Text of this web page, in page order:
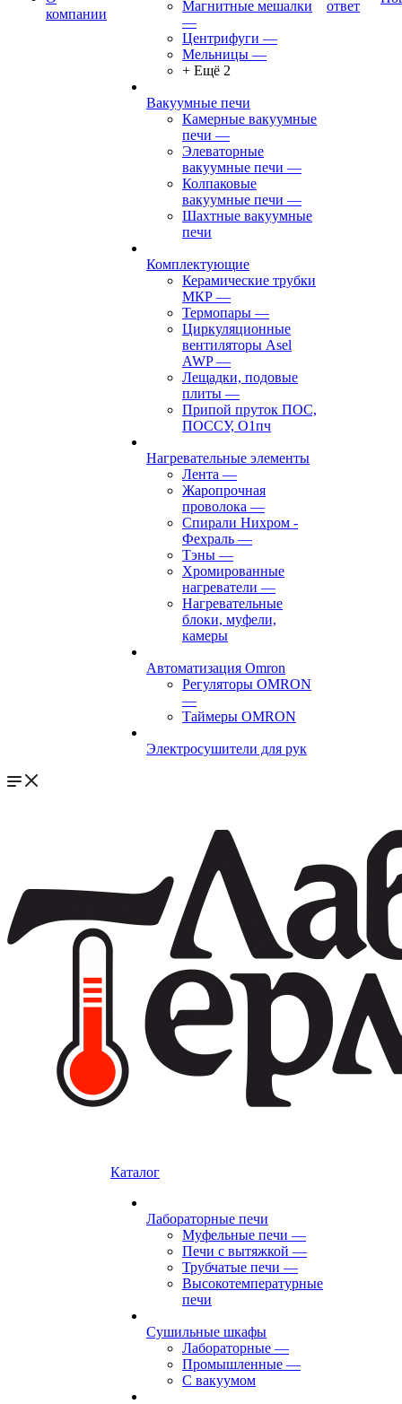
компании
Магнитные мешалки
—
Центрифуги —
Мельницы —
+ Ещё 2
Вакуумные печи
Камерные вакуумные
печи —
Элеваторные
вакуумные печи —
Колпаковые
вакуумные печи —
Шахтные вакуумные
печи
Комплектующие
Керамические трубки
МКР —
Термопары —
Циркуляционные
вентиляторы Asel
AWP—
Лещадки, подовые
плиты —
Припой пруток ПОС,
ПОССУ, О1пч
Нагревательные элементы
Лента —
Жаропрочная
проволока —
Спирали Нихром -
Фехраль —
Тэны —
Хромированные
нагреватели —
Нагревательные
блоки, муфели,
камеры
Автоматизация Omron
Регуляторы OMRON
—
Таймеры OMRON
Электросушители для рук
ответ
Каталог
Лабораторные печи
Муфельные печи —
Печи с вытяжкой —
Трубчатые печи —
Высокотемпературные
печи
Сушильные шкафы
Лабораторные —
Промышленные —
С вакуумом